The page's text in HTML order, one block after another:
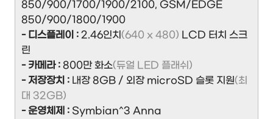
850/900/1700/1900/2100, GSM/EDGE
850/900/1800/1900
- 디스플레이 : 2.46인치 (640 x 480) LCD 터치 스크
린
- 카메라 : 800만 화소(듀얼 LED 플래쉬)
- 저장장치 : 내장 8GB / 외장 microSD 슬롯 지원(최
대 32GB)
- 운영체제 : Symbian^3 Anna